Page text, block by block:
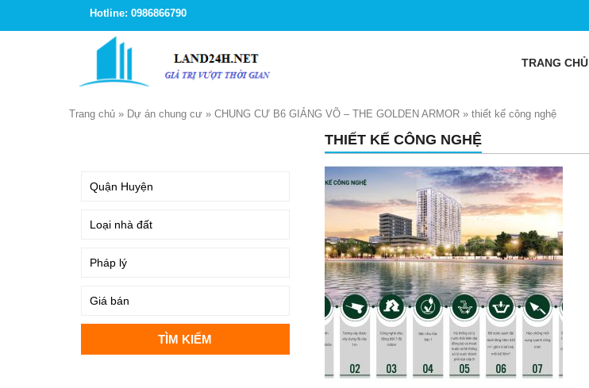
Hotline: 0986866790
TRANG CHỦ
Trang chủ » Dự án chung cư » CHUNG CƯ B6 GIẢNG VÕ – THE GOLDEN ARMOR » thiết kế công nghệ
THIẾT KẾ CÔNG NGHỆ